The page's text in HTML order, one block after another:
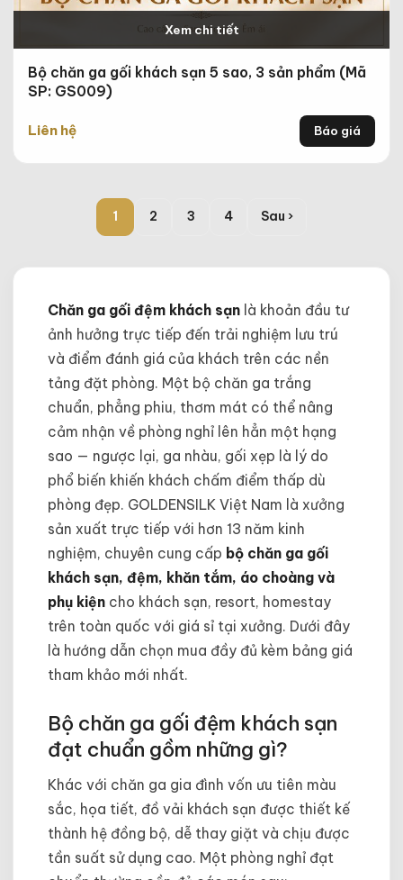
Xem chi tiết
Bộ chăn ga gối khách sạn 5 sao, 3 sản phẩm (Mã
SP: GS009)
Liên hệ Báo giá
1 2 3 4 Sau ›
Chăn ga gối đệm khách sạn là khoản đầu tư
ảnh hưởng trực tiếp đến trải nghiệm lưu trú
và điểm đánh giá của khách trên các nền
tảng đặt phòng. Một bộ chăn ga trắng
chuẩn, phẳng phiu, thơm mát có thể nâng
cảm nhận về phòng nghỉ lên hẳn một hạng
sao — ngược lại, ga nhàu, gối xẹp là lý do
phổ biến khiến khách chấm điểm thấp dù
phòng đẹp. GOLDENSILK Việt Nam là xưởng
sản xuất trực tiếp với hơn 13 năm kinh
nghiệm, chuyên cung cấp bộ chăn ga gối
khách sạn, đệm, khăn tắm, áo choàng và
phụ kiện cho khách sạn, resort, homestay
trên toàn quốc với giá sỉ tại xưởng. Dưới đây
là hướng dẫn chọn mua đầy đủ kèm bảng giá
tham khảo mới nhất.
Bộ chăn ga gối đệm khách sạn
đạt chuẩn gồm những gì?
Khác với chăn ga gia đình vốn ưu tiên màu
sắc, họa tiết, đồ vải khách sạn được thiết kế
thành hệ đồng bộ, dễ thay giặt và chịu được
tần suất sử dụng cao. Một phòng nghỉ đạt